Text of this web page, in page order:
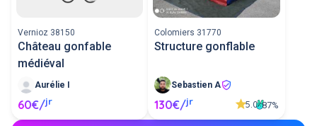
Vernioz 38150
Château gonfable
médiéval
Aurélie I
60€/jr
Colomiers 31770
Structure gonflable
Sebastien A
130€/jr 5.0 87%